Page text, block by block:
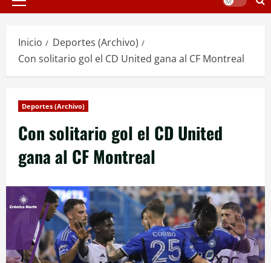
Menú
Inicio
Deportes (Archivo)
Con solitario gol el CD United gana al CF Montreal
Deportes (Archivo)
Con solitario gol el CD United
gana al CF Montreal